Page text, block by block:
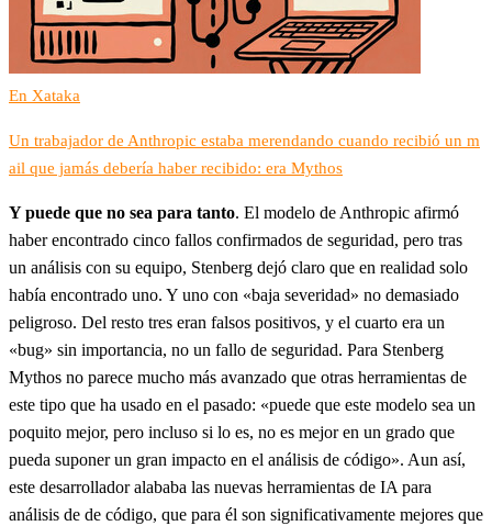
En Xataka
Un trabajador de Anthropic estaba merendando cuando recibió un m
ail que jamás debería haber recibido: era Mythos
Y puede que no sea para tanto. El modelo de Anthropic afirmó
haber encontrado cinco fallos confirmados de seguridad, pero tras
un análisis con su equipo, Stenberg dejó claro que en realidad solo
había encontrado uno. Y uno con «baja severidad» no demasiado
peligroso. Del resto tres eran falsos positivos, y el cuarto era un
«bug» sin importancia, no un fallo de seguridad. Para Stenberg
Mythos no parece mucho más avanzado que otras herramientas de
este tipo que ha usado en el pasado: «puede que este modelo sea un
poquito mejor, pero incluso si lo es, no es mejor en un grado que
pueda suponer un gran impacto en el análisis de código». Aun así,
este desarrollador alababa las nuevas herramientas de IA para
análisis de de código, que para él son significativamente mejores que